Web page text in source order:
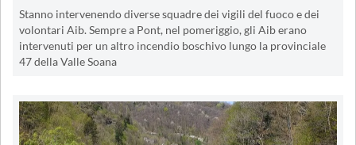
Stanno intervenendo diverse squadre dei vigili del fuoco e dei
volontari Aib. Sempre a Pont, nel pomeriggio, gli Aib erano
intervenuti per un altro incendio boschivo lungo la provinciale
47 della Valle Soana